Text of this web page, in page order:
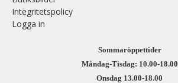
Integritetspolicy
Logga in
Sommaröppettider
Måndag-Tisdag: 10.00-18.00
Onsdag 13.00-18.00